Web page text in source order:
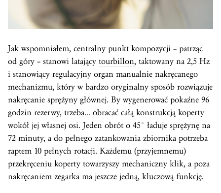
Jak wspomniałem, centralny punkt kompozycji – patrząc
od góry – stanowi latający tourbillon, taktowany na 2,5 Hz
i stanowiący regulacyjny organ manualnie nakręcanego
mechanizmu, który w bardzo oryginalny sposób rozwiązuje
nakręcanie sprężyny głównej. By wygenerować pokaźne 96
godzin rezerwy, trzeba… obracać całą konstrukcją koperty
wokół jej własnej osi. Jeden obrót o 45° ładuje sprężynę na
72 minuty, a do pełnego zatankowania zbiornika potrzeba
raptem 10 pełnych rotacji. Każdemu (przyjemnemu)
przekręceniu koperty towarzyszy mechaniczny klik, a poza
nakręcaniem zegarka ma jeszcze jedną, kluczową funkcję.